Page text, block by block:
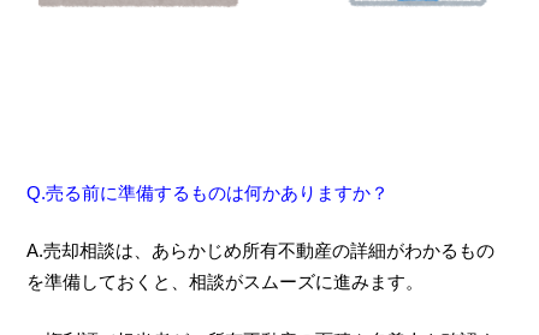
Q.売る前に準備するものは何かありますか？
A.売却相談は、あらかじめ所有不動産の詳細がわかるもの
を準備しておくと、相談がスムーズに進みます。